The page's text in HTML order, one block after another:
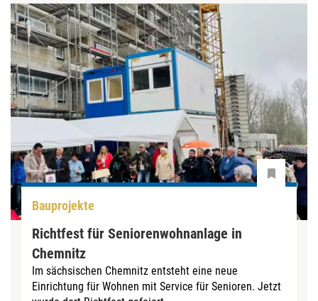
Bauprojekte
Richtfest für Seniorenwohnanlage in
Chemnitz
Im sächsischen Chemnitz entsteht eine neue
Einrichtung für Wohnen mit Service für Senioren. Jetzt